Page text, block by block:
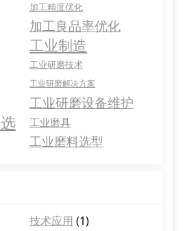
加工精度优化
加工良品率优化
工业制造
工业研磨技术
工业研磨解决方案
工业研磨设备维护
工业磨具
工业磨料选型
技术应用 (1)